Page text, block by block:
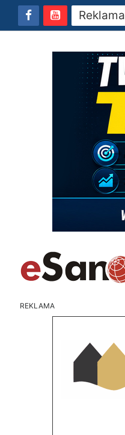
Reklama
REKLAMA